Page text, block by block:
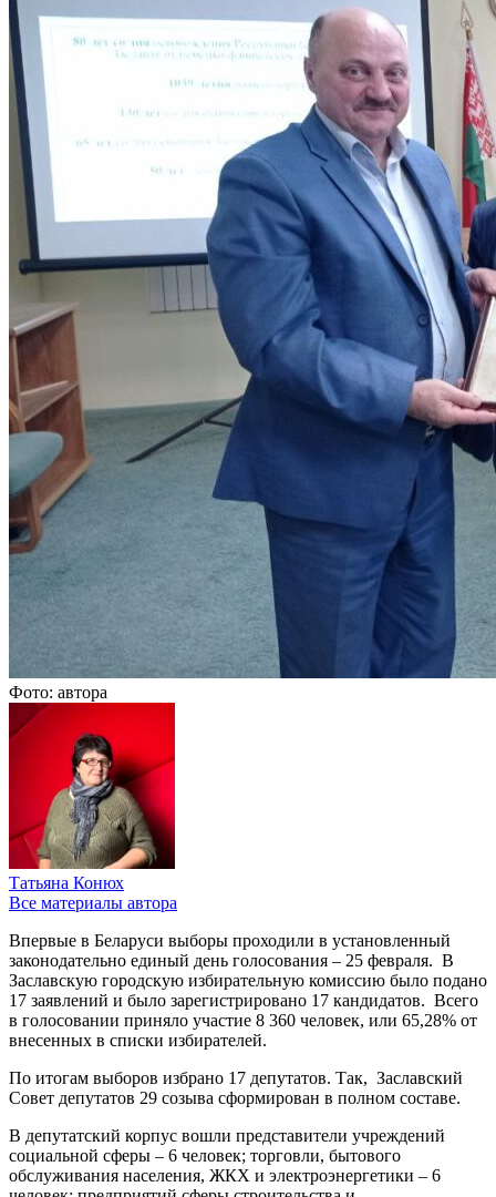
Фото: автора
Татьяна Конюх
Все материалы автора
Впервые в Беларуси выборы проходили в установленный
законодательно единый день голосования – 25 февраля. В
Заславскую городскую избирательную комиссию было подано
17 заявлений и было зарегистрировано 17 кандидатов. Всего
в голосовании приняло участие 8 360 человек, или 65,28% от
внесенных в списки избирателей.
По итогам выборов избрано 17 депутатов. Так, Заславский
Совет депутатов 29 созыва сформирован в полном составе.
В депутатский корпус вошли представители учреждений
социальной сферы – 6 человек; торговли, бытового
обслуживания населения, ЖКХ и электроэнергетики – 6